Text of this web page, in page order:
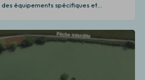
équipements spécifiques et